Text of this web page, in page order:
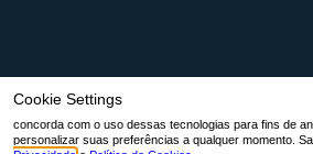
© 2026 Aqui